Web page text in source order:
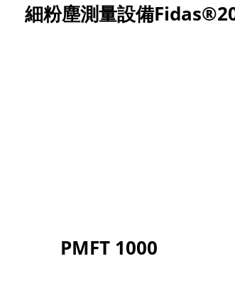
細粉塵測量設備
PMFT 1000